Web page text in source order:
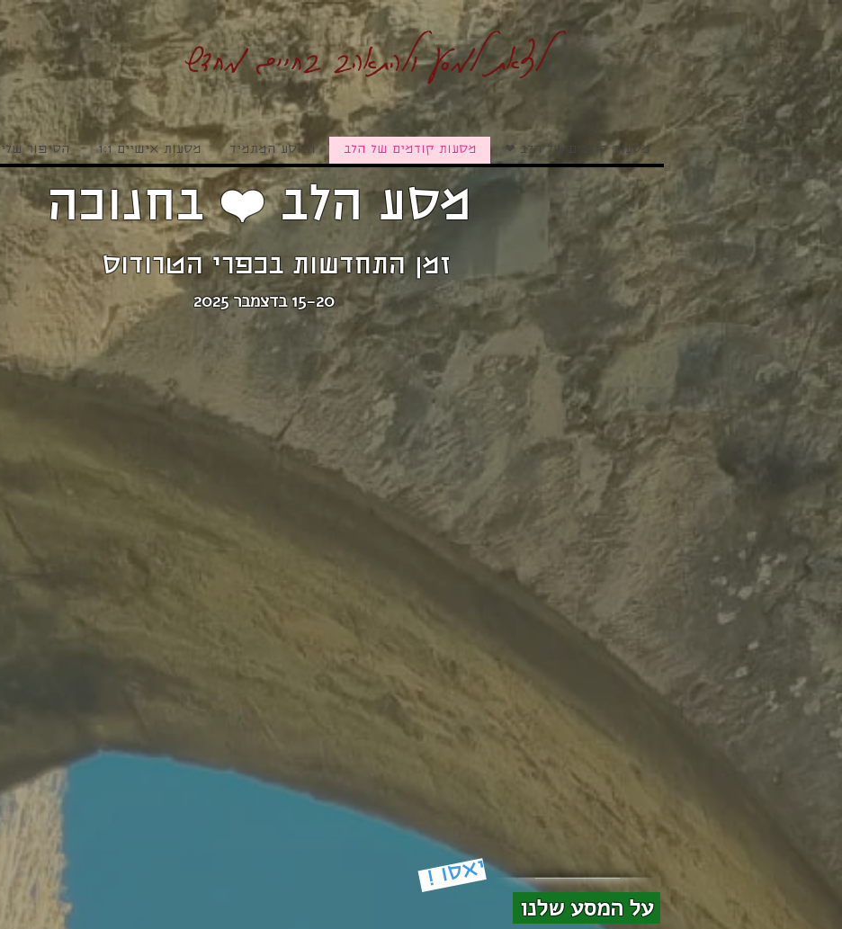
לצאת למסע ולהתאהב בחיים מחדש
מסעות קרובים של הלב ❤ מסעות קודמים של הלב הנוסע המתמיד מסעות אישיים 1:1 הסיפור שלי
מסע הלב ❤️ בחנוכה
זמן התחדשות בכפרי הטרודוס
15-20 בדצמבר 2025
יאסו !
על המסע שלנו